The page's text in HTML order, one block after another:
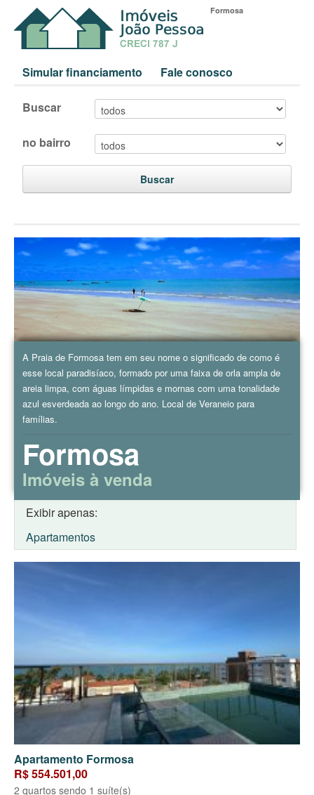
Formosa
Simular financiamento Fale conosco
Buscar
no bairro
Buscar
A Praia de Formosa tem em seu nome o significado de como é
esse local paradisíaco, formado por uma faixa de orla ampla de
areia limpa, com águas límpidas e mornas com uma tonalidade
azul esverdeada ao longo do ano. Local de Veraneio para
famílias.
Formosa
Imóveis à venda
Exibir apenas:
Apartamentos
Apartamento Formosa
R$ 554.501,00
2 quartos sendo 1 suíte(s)